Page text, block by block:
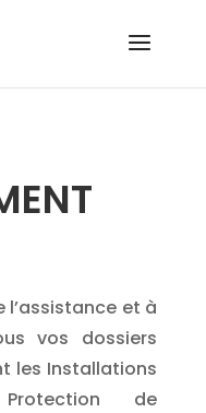
l’assistance et à
vos dossiers
les Installations
de